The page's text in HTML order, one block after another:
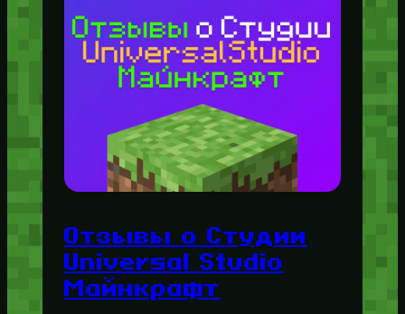
Отзывы о Студии
Universal Studio
Майнкрафт